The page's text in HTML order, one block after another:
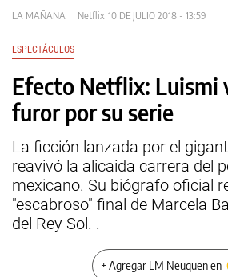
LA MAÑANA Netflix 10 DE JULIO 2018 - 13:59
ESPECTÁCULOS
Efecto Netflix: Luismi
furor por su serie
La ficción lanzada por el
reavivó la alicaida carrera del
mexicano. Su biógrafo oficial
"escabroso" final de Marcela
del Rey Sol. .
+ Agregar LM Neuquen en